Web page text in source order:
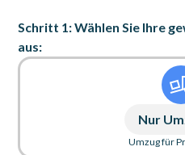
Schritt 1: Wählen Sie Ihre
aus:
Nur
Umzug für